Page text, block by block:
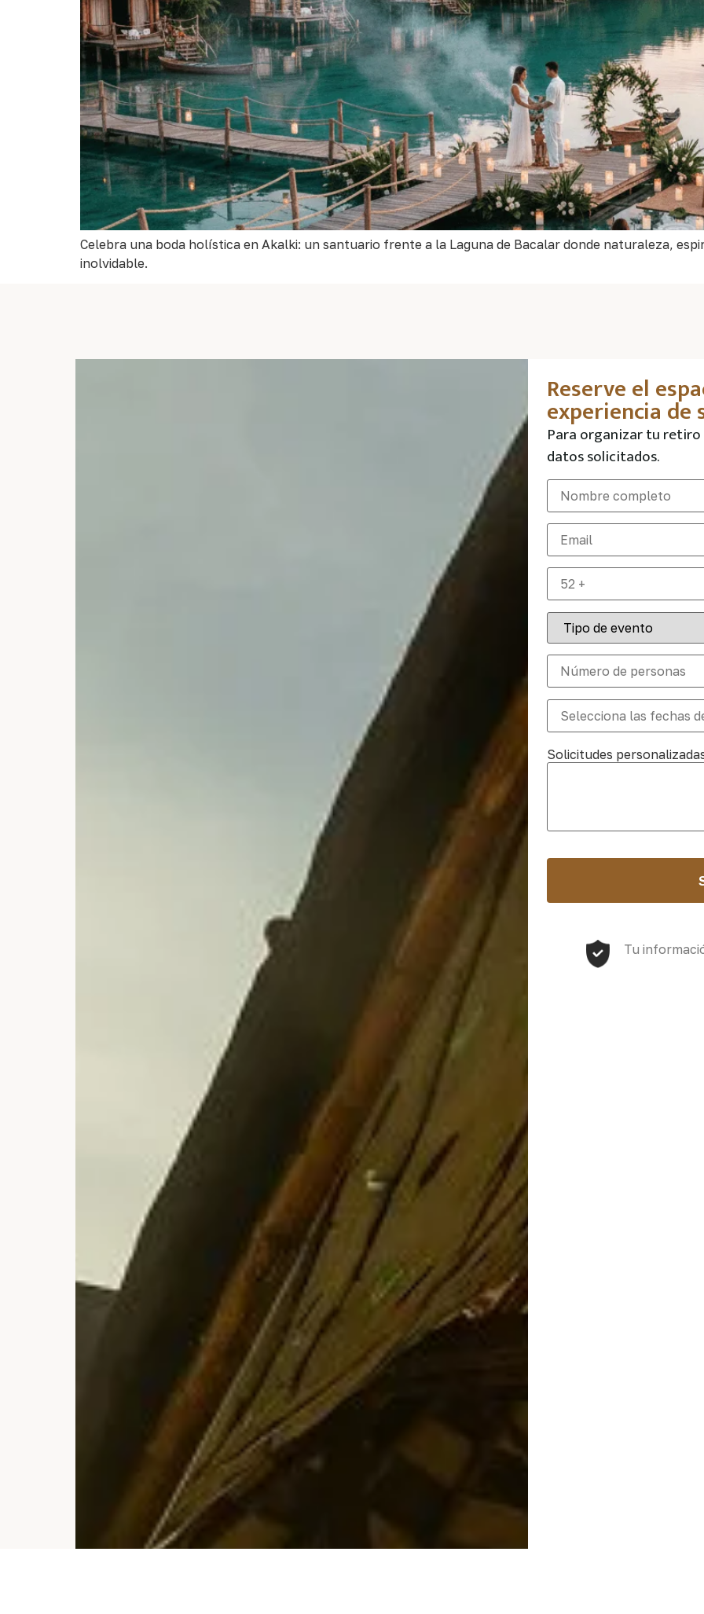
Celebra una boda holística en Akalki: un santuario frente a la Laguna de Bacalar donde naturaleza,
inolvidable.
Reserve el
experiencia de
Para organizar tu retiro
datos solicitados.
Solicitudes
Tu